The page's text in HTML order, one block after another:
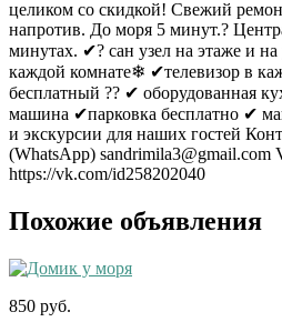
целиком со скидкой! Свежий
напротив. До моря 5 минут.?
минутах. ✔? сан узел на этаже и
каждой комнате❄ ✔телевизор в
бесплатный ?? ✔ оборудованная
машина ✔парковка бесплатно ✔
и экскурсии для наших гостей
(WhatsApp) sandrimila3@gmail.com
https://vk.com/id258202040
Похожие объявления
850 руб.